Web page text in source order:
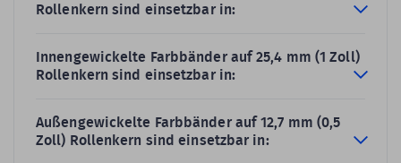
Rollenkern sind einsetzbar in:
Innengewickelte Farbbänder auf 25,4 mm (1 Zoll)
Rollenkern sind einsetzbar in:
Außengewickelte Farbbänder auf 12,7 mm (0,5
Zoll) Rollenkern sind einsetzbar in: